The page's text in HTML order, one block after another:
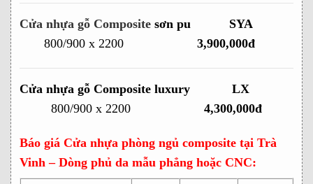
Cửa nhựa gỗ Composite sơn pu
SYA
800/900 x 2200 3,900,000đ
Cửa nhựa gỗ Composite luxury
LX
800/900 x 2200
4,300,000đ
Báo giá Cửa nhựa phòng ngủ composite tại Trà
Vinh – Dòng phủ da mẫu phẳng hoặc CNC: